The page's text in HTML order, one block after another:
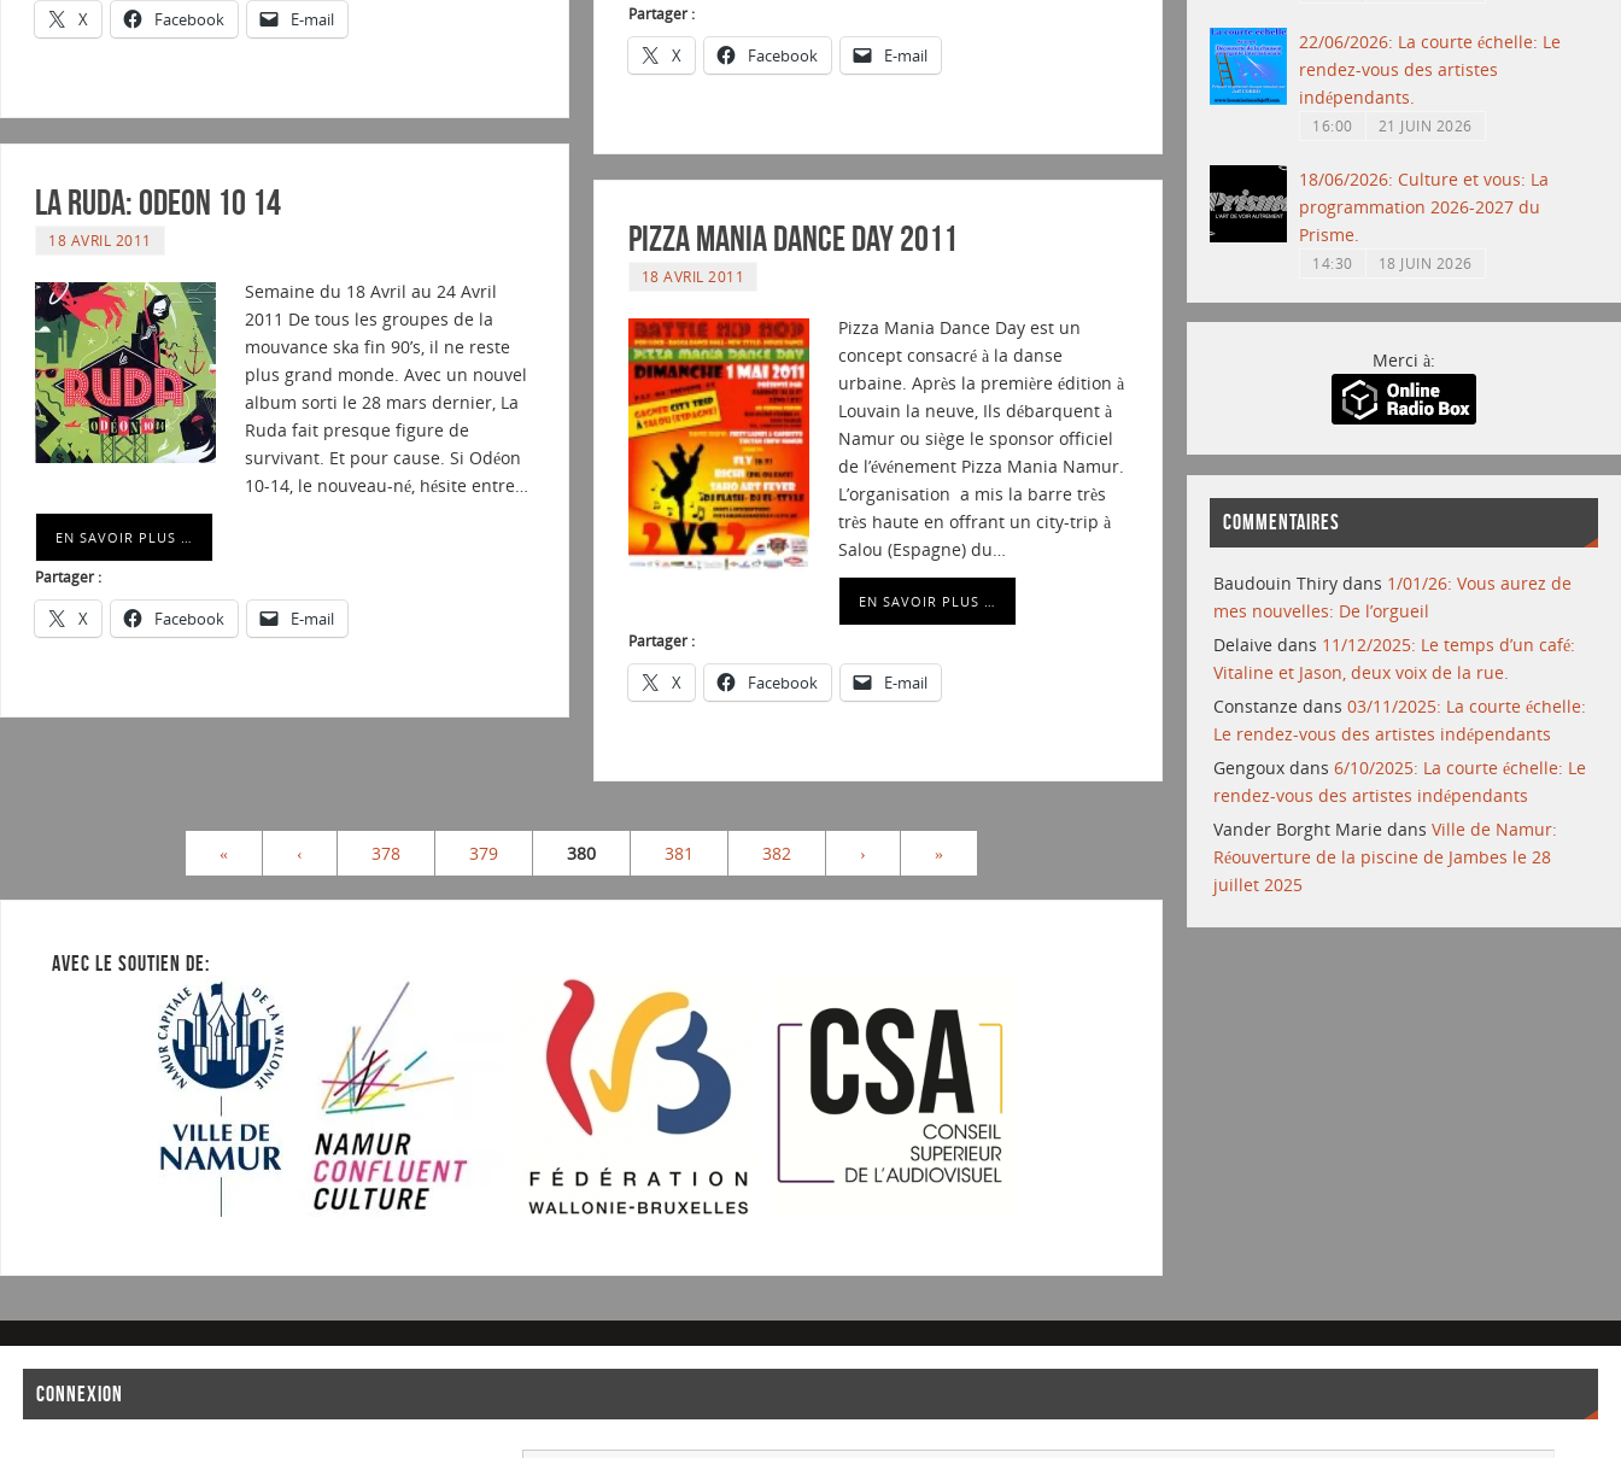
X Facebook E-mail Partager :
X Facebook E-mail
La Ruda: Odeon 10 14
18 AVRIL 2011
Semaine du 18 Avril au 24 Avril
2011 De tous les groupes de la
mouvance ska fin 90’s, il ne reste
plus grand monde. Avec un nouvel
album sorti le 28 mars dernier, La
Ruda fait presque figure de
survivant. Et pour cause. Si Odéon
10-14, le nouveau-né, hésite entre…
EN SAVOIR PLUS …
Partager :
X Facebook E-mail
Pizza Mania Dance Day 2011
18 AVRIL 2011
Pizza Mania Dance Day est un
concept consacré à la danse
urbaine. Après la première édition à
Louvain la neuve, Ils débarquent à
Namur ou siège le sponsor officiel
de l’événement Pizza Mania Namur.
L’organisation a mis la barre très
très haute en offrant un city-trip à
Salou (Espagne) du…
EN SAVOIR PLUS …
Partager :
X Facebook E-mail
« ‹ 378 379 380 381 382 › »
AVEC LE SOUTIEN DE:
22/06/2026: La courte échelle: Le
rendez-vous des artistes
indépendants.
16:00 21 JUIN 2026
18/06/2026: Culture et vous: La
programmation 2026-2027 du
Prisme.
14:30 18 JUIN 2026
Merci à:
COMMENTAIRES
Baudouin Thiry dans 1/01/26: Vous aurez de
mes nouvelles: De l’orgueil
Delaive dans 11/12/2025: Le temps d’un café:
Vitaline et Jason, deux voix de la rue.
Constanze dans03/11/2025: La courte échelle:
Le rendez-vous des artistes indépendants
Gengoux dans6/10/2025: La courte échelle: Le
rendez-vous des artistes indépendants
Vander Borght Marie dansVille de Namur:
Réouverture de la piscine de Jambes le 28
juillet 2025
CONNEXION